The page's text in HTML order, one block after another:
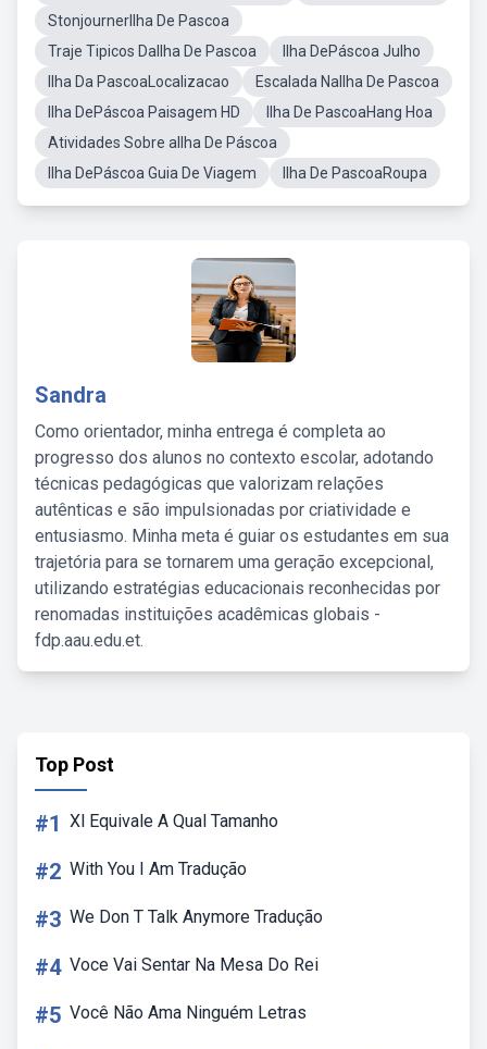
StonjournerIlha De Pascoa
Traje Tipicos DaIlha De Pascoa
Ilha DePáscoa Julho
Ilha Da PascoaLocalizacao
Escalada NaIlha De Pascoa
Ilha DePáscoa Paisagem HD
Ilha De PascoaHang Hoa
Atividades Sobre aIlha De Páscoa
Ilha DePáscoa Guia De Viagem
Ilha De PascoaRoupa
Sandra
Como orientador, minha entrega é completa ao
progresso dos alunos no contexto escolar, adotando
técnicas pedagógicas que valorizam relações
autênticas e são impulsionadas por criatividade e
entusiasmo. Minha meta é guiar os estudantes em sua
trajetória para se tornarem uma geração excepcional,
utilizando estratégias educacionais reconhecidas por
renomadas instituições acadêmicas globais -
fdp.aau.edu.et.
Top Post
#1 Xl Equivale A Qual Tamanho
#2 With You I Am Tradução
#3 We Don T Talk Anymore Tradução
#4 Voce Vai Sentar Na Mesa Do Rei
#5 Você Não Ama Ninguém Letras